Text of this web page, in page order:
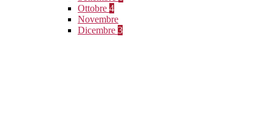
Ottobre 4
Novembre
Dicembre 3